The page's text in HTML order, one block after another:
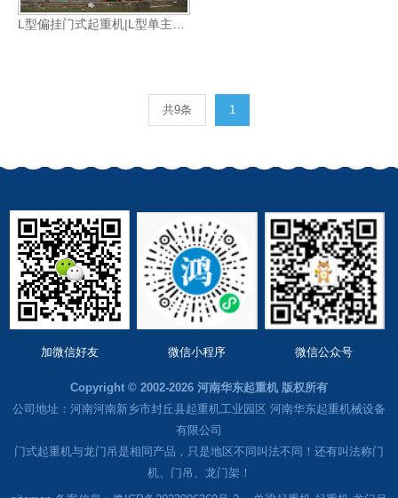
L型偏挂门式起重机|L型单主梁吊钩门式起重机
共9条 1
加微信好友 微信小程序 微信公众号
Copyright © 2002-2026 河南华东起重机 版权所有
公司地址：河南河南新乡市封丘县起重机工业园区 河南华东起重机械设备
有限公司
门式起重机与龙门吊是相同产品，只是地区不同叫法不同！还有叫法称门
机、门吊、龙门架！